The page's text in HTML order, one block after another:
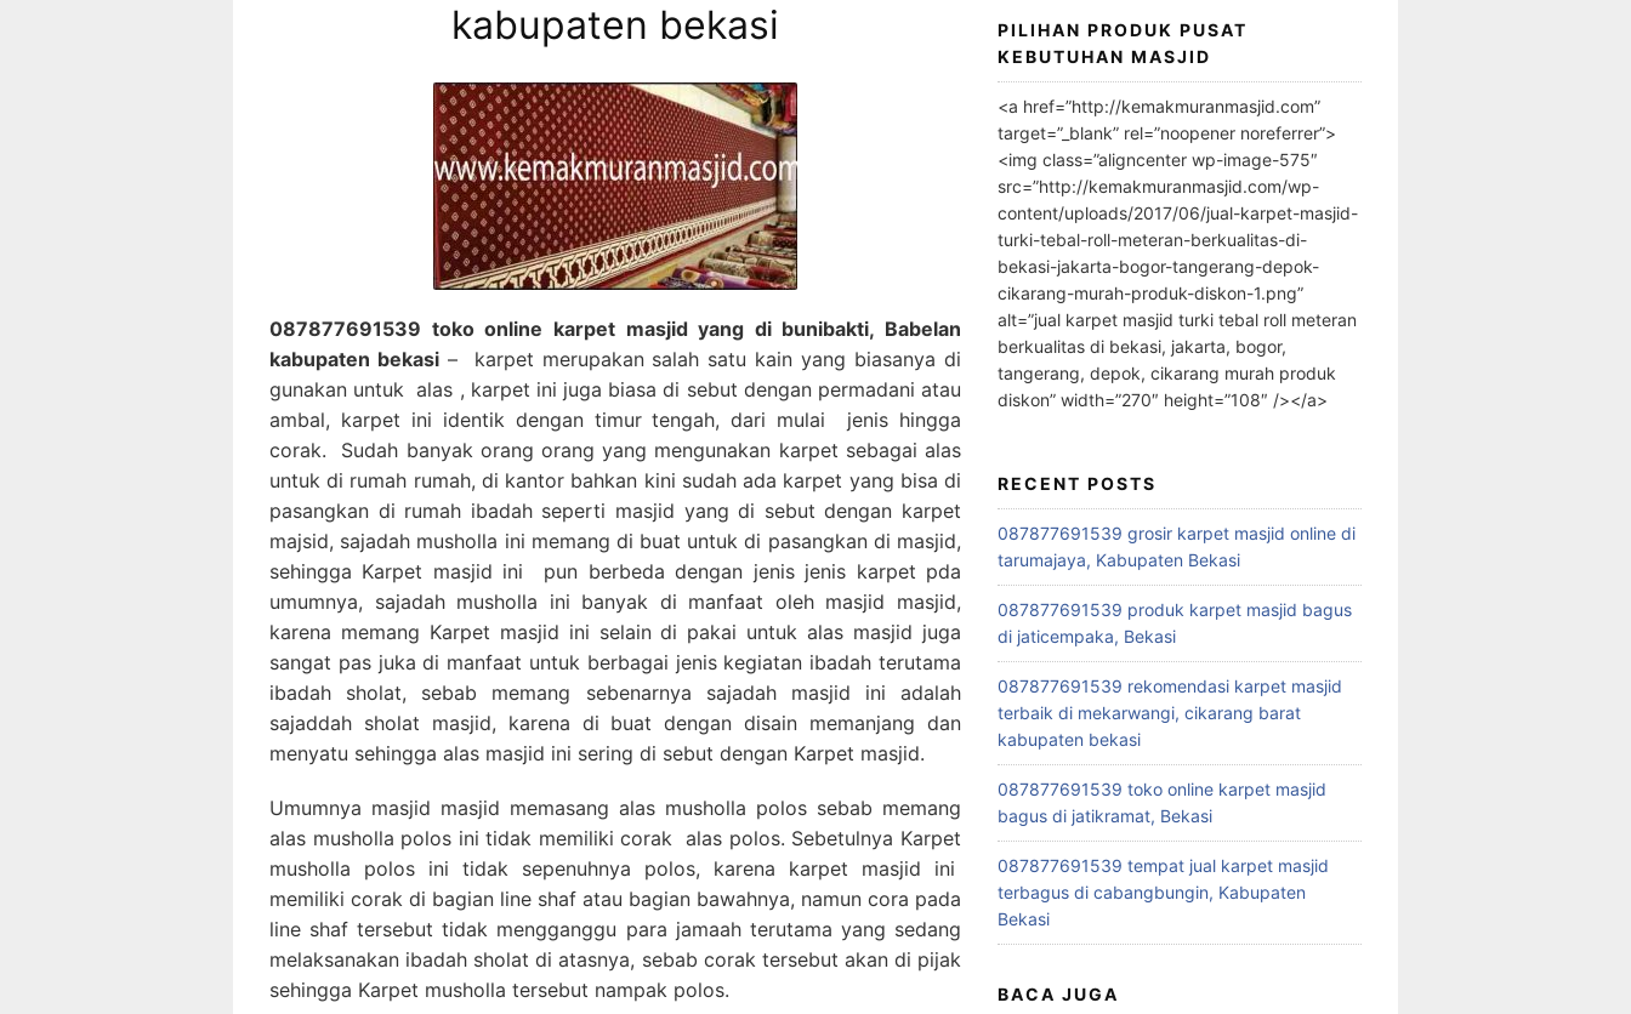
kabupaten bekasi
087877691539 toko online karpet masjid yang di bunibakti, Babelan
kabupaten bekasi– karpet merupakan salah satu kain yang biasanya di
gunakan untuk alas , karpet ini juga biasa di sebut dengan permadani atau
ambal, karpet ini identik dengan timur tengah, dari mulai jenis hingga
corak. Sudah banyak orang orang yang mengunakan karpet sebagai alas
untuk di rumah rumah, di kantor bahkan kini sudah ada karpet yang bisa di
pasangkan di rumah ibadah seperti masjid yang di sebut dengan karpet
majsid, sajadah musholla ini memang di buat untuk di pasangkan di masjid,
sehingga Karpet masjid ini pun berbeda dengan jenis jenis karpet pda
umumnya, sajadah musholla ini banyak di manfaat oleh masjid masjid,
karena memang Karpet masjid ini selain di pakai untuk alas masjid juga
sangat pas juka di manfaat untuk berbagai jenis kegiatan ibadah terutama
ibadah sholat, sebab memang sebenarnya sajadah masjid ini adalah
sajaddah sholat masjid, karena di buat dengan disain memanjang dan
menyatu sehingga alas masjid ini sering di sebut dengan Karpet masjid.
Umumnya masjid masjid memasang alas musholla polos sebab memang
alas musholla polos ini tidak memiliki corak alas polos. Sebetulnya Karpet
musholla polos ini tidak sepenuhnya polos, karena karpet masjid ini
memiliki corak di bagian line shaf atau bagian bawahnya, namun cora pada
line shaf tersebut tidak mengganggu para jamaah terutama yang sedang
melaksanakan ibadah sholat di atasnya, sebab corak tersebut akan di pijak
sehingga Karpet musholla tersebut nampak polos.
PILIHAN PRODUK PUSAT
KEBUTUHAN MASJID
<a href=”http://kemakmuranmasjid.com”
target=”_blank” rel=”noopener noreferrer”>
<img class=”aligncenter wp-image-575″
src=”http://kemakmuranmasjid.com/wp-
content/uploads/2017/06/jual-karpet-masjid-
turki-tebal-roll-meteran-berkualitas-di-
bekasi-jakarta-bogor-tangerang-depok-
cikarang-murah-produk-diskon-1.png”
alt=”jual karpet masjid turki tebal roll meteran
berkualitas di bekasi, jakarta, bogor,
tangerang, depok, cikarang murah produk
diskon” width=”270″ height=”108″ /></a>
RECENT POSTS
087877691539 grosir karpet masjid online di
tarumajaya, Kabupaten Bekasi
087877691539 produk karpet masjid bagus
di jaticempaka, Bekasi
087877691539 rekomendasi karpet masjid
terbaik di mekarwangi, cikarang barat
kabupaten bekasi
087877691539 toko online karpet masjid
bagus di jatikramat, Bekasi
087877691539 tempat jual karpet masjid
terbagus di cabangbungin, Kabupaten
Bekasi
BACA JUGA